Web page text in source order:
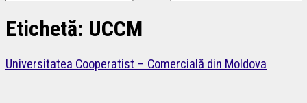
Etichetă: UCCM
Universitatea Cooperatist – Comercială din Moldova